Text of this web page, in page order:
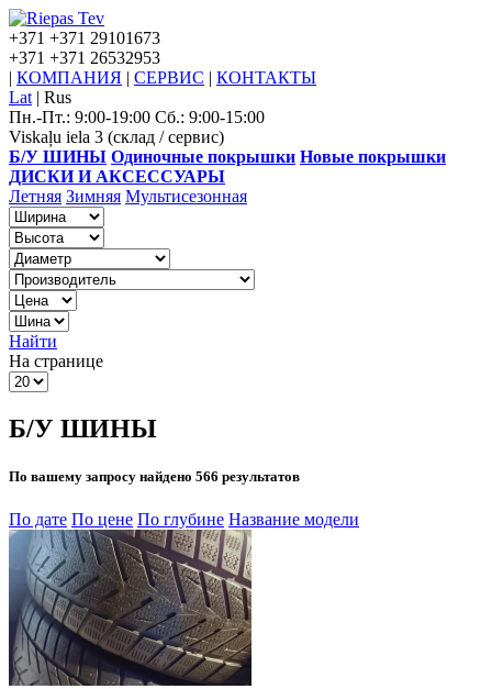
+371 +371 29101673
+371 +371 26532953
| КОМПАНИЯ | СЕРВИС | КОНТАКТЫ
Lat | Rus
Пн.-Пт.: 9:00-19:00 Сб.: 9:00-15:00
Viskaļu iela 3 (склад / сервис)
Б/У ШИНЫ Одиночные покрышки Новые покрышки
ДИСКИ И АКСЕССУАРЫ
Летняя Зимняя Мультисезонная
Найти
На странице
Б/У ШИНЫ
По вашему запросу найдено 566 результатов
По дате По цене По глубине Название модели